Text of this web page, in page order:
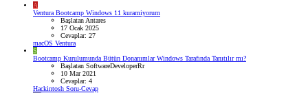
A
Ventura Bootcamp Windows 11 kuramiyorum
Başlatan Antares
17 Ocak 2025
Cevaplar: 27
macOS Ventura
S
Bootcamp Kurulumunda Bütün Donanımlar Windows Tarafında Tanıtılır mı?
Başlatan SoftwareDeveloperRr
10 Mar 2021
Cevaplar: 4
Hackintosh Soru-Cevap